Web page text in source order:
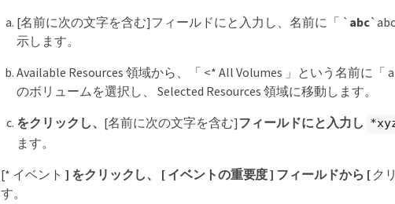
[名前に次の文字を含む]フィールドにと入力し、名前に「 ` abc
示します。
Available Resources 領域から、「 <* All Volumes 」という名前に「
のボリュームを選択し、 Selected Resources 領域に移動します。
をクリックし、 [名前に次の文字を含む]フィールドにと入力し
ます。
[* イベント ] をクリックし、 [ イベントの重要度 ] フィールドから [ク
す。